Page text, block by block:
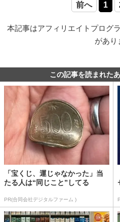
前へ 1
本記事はアフィリエイトプログ
があり
この記事を読まれた
「宝くじ、運じゃなかった」当
たる人は“同じこと”してる
PR(合同会社デジタルファーム )